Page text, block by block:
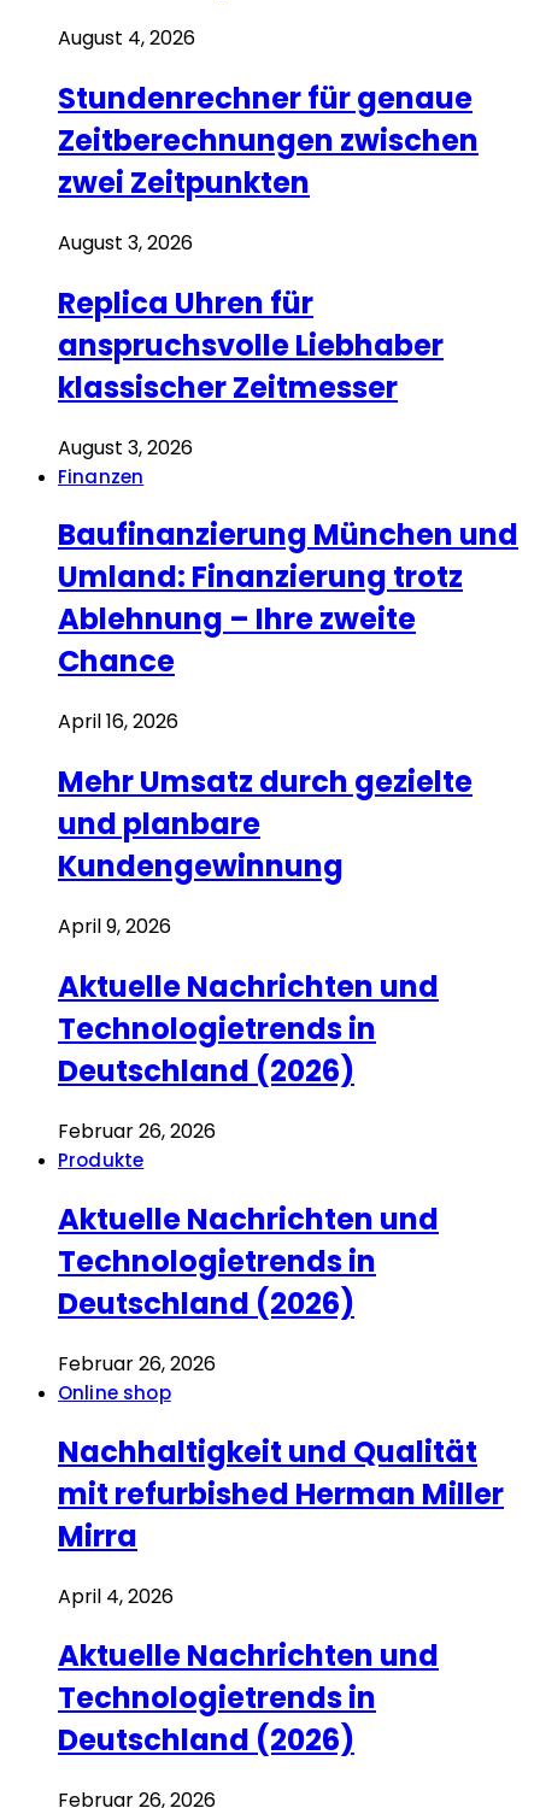
August 4, 2026
Stundenrechner für genaue
Zeitberechnungen zwischen
zwei Zeitpunkten
August 3, 2026
Replica Uhren für
anspruchsvolle Liebhaber
klassischer Zeitmesser
August 3, 2026
Finanzen
Baufinanzierung München und
Umland: Finanzierung trotz
Ablehnung – Ihre zweite
Chance
April 16, 2026
Mehr Umsatz durch gezielte
und planbare
Kundengewinnung
April 9, 2026
Aktuelle Nachrichten und
Technologietrends in
Deutschland (2026)
Februar 26, 2026
Produkte
Aktuelle Nachrichten und
Technologietrends in
Deutschland (2026)
Februar 26, 2026
Online shop
Nachhaltigkeit und Qualität
mit refurbished Herman Miller
Mirra
April 4, 2026
Aktuelle Nachrichten und
Technologietrends in
Deutschland (2026)
Februar 26, 2026